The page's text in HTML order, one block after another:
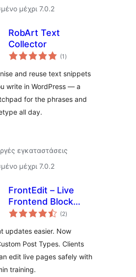
μέχρι 7.0.2
RobArt Text
Collector
(1 αξιολογήσεις
σύνολο
)
and reuse text snippets
write in WordPress — a
for the phrases and
all day.
εγκαταστάσεις
μέχρι 7.0.2
FrontEdit – Live
Frontend Block
Editor
(2αξιολογήσεις
σύνολο
)
updates easier. Now
Post Types. Clients
edit live pages safely with
training.